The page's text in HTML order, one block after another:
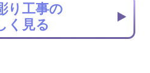
り工事の
く見る